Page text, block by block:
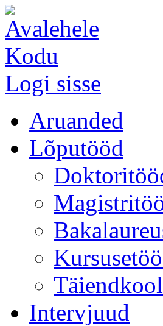
Kodu
Logi sisse
Aruanded
Lõputööd
Intervjuud